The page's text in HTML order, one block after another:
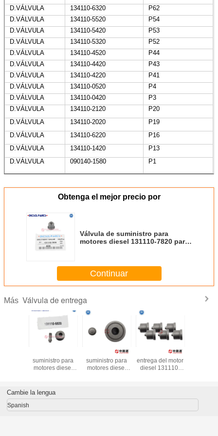
entrega
D
D
Válvula de
entrega
PAG 090140-2420
Válvula de
entrega
PAG 090140-2070 090140-2070
Válvula de
entrega
A 090140-1350
Válvula de
entrega
A 090140-1280 090140-1280
Válvula de
entrega
A 090140-1200
entrega
Válvula de
A 090140-0790 090140-0790
Válvula de
entrega
PAG 090140-0410
Válvula de
entrega
A 131160-2420
D.VÁLVULA
134110-6320
P62
D.VÁLVULA
134110-5520
P54
D.VÁLVULA
134110-5420
P53
D.VÁLVULA
134110-5320
P52
D.VÁLVULA
134110-4520
P44
D.VÁLVULA
134110-4420
P43
D.VÁLVULA
134110-4220
P41
D.VÁLVULA
134110-0520
P4
D.VÁLVULA
134110-0420
P3
D.VÁLVULA
134110-2120
P20
D.VÁLVULA
134110-2020
P19
D.VÁLVULA
134110-6220
P16
D.VÁLVULA
134110-1420
P13
D.VÁLVULA
090140-1580 P1
Obtenga el mejor precio por
Válvula de suministro para
motores diesel 131110-7820 para
Continuar
Más Válvula de entrega
suministro para
motores diesel
combustible
Válvula de
suministro para
motores diesel
Válvula de
entrega del motor
diesel 131110-
Cambie la lengua
Spanish